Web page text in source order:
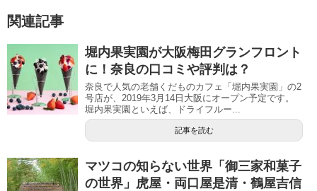
関連記事
堀内果実園が大阪梅田グランフロント
に！奈良の口コミや評判は？
奈良で人気の老舗くだものカフェ「堀内果実園」の2
号店が、2019年3月14日大阪にオープン予定です。
堀内果実園といえば、ドライフルー...
記事を読む
マツコの知らない世界「御三家和菓子
の世界」虎屋・両口屋是清・鶴屋吉信